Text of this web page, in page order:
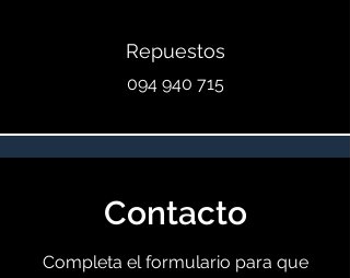
Repuestos
094 940 715
Contacto
Completa el formulario para que